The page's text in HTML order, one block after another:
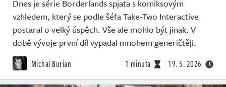
Dnes je série Borderlands spjata s komiksovým
vzhledem, který se podle šéfa Take-Two Interactive
postaral o velký úspěch. Vše ale mohlo být jinak. V
době vývoje první díl vypadal mnohem generičtěji.
Michal Burian 1 minuta 19. 5. 2026